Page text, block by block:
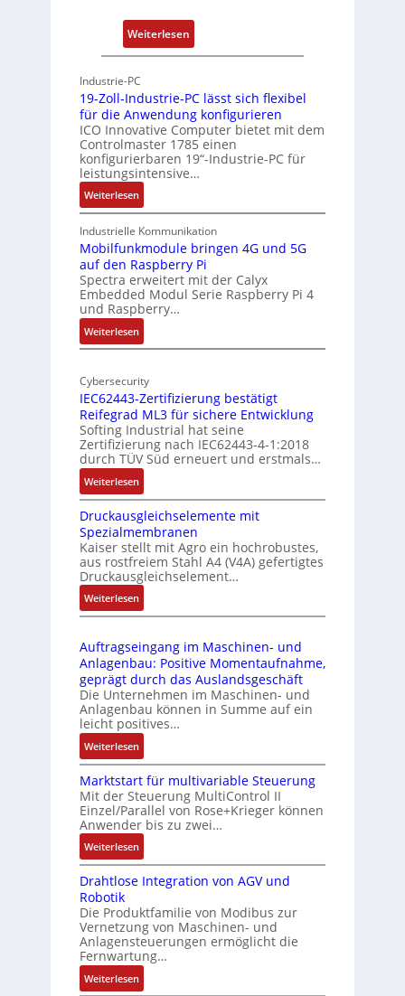
r
c
t
e
k
t
u
Weiterlesen:
P
s
i
c
a
I
a
n
d
g
e
Industrie-PC
19-Zoll-Industrie-PC lässt sich flexibel
für die Anwendung konfigurieren
ICO Innovative Computer bietet mit dem
Controlmaster 1785 einen
konfigurierbaren 19“-Industrie-PC für
leistungsintensive…
Weiterlesen:
1
9
-
Z
o
l
l
-
I
d
u
t
r
i
e
-
P
C
l
ä
s
s
s
i
c
h
f
l
e
x
i
b
e
l
f
ü
r
i
e
A
n
w
Industrielle Kommunikation
Mobilfunkmodule bringen 4G und 5G
auf den Raspberry Pi
Spectra erweitert mit der Calyx
Embedded Modul Serie Raspberry Pi 4
und Raspberry…
Weiterlesen:
M
b
i
f
u
n
k
m
o
d
u
l
e
b
r
i
n
e
n
4
G
u
n
d
5
G
a
u
f
e
n
R
a
s
Cybersecurity
IEC62443-Zertifizierung bestätigt
Reifegrad ML3 für sichere Entwicklung
Softing Industrial hat seine
Zertifizierung nach IEC62443-4-1:2018
durch TÜV Süd erneuert und erstmals…
Weiterlesen:
I
E
C
6
2
4
4
3
Z
e
r
t
i
i
e
r
n
g
e
s
t
ä
t
Druckausgleichselemente mit
Spezialmembranen
Kaiser stellt mit Agro ein hochrobustes,
aus rostfreiem Stahl A4 (V4A) gefertigtes
Druckausgleichselement…
Weiterlesen:
D
u
c
k
a
u
s
g
l
e
i
c
h
s
e
m
e
n
t
e
Auftragseingang im Maschinen- und
Anlagenbau: Positive Momentaufnahme,
geprägt durch das Auslandsgeschäft
Die Unternehmen im Maschinen- und
Anlagenbau können in Summe auf ein
leicht positives…
Weiterlesen:
A
u
f
t
r
a
g
s
i
n
g
a
n
Marktstart für multivariable Steuerung
Mit der Steuerung MultiControl II
Einzel/Parallel von Rose+Krieger können
Anwender bis zu zwei…
Weiterlesen:
M
a
k
t
s
t
a
Drahtlose Integration von AGV und
Robotik
Die Produktfamilie von Modibus zur
Vernetzung von Maschinen- und
Anlagensteuerungen ermöglicht die
Fernwartung…
Weiterlesen: